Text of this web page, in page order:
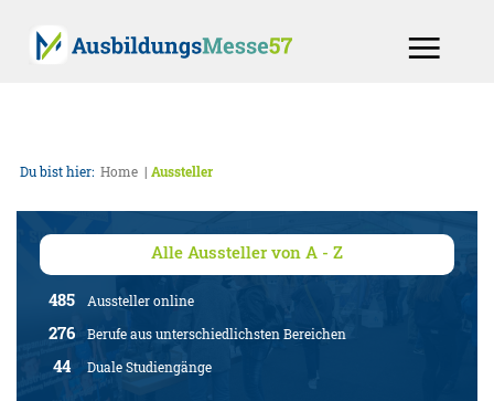
Du bist hier: Home Aussteller
Alle Aussteller von A - Z
485 Aussteller online
276 Berufe aus unterschiedlichsten Bereichen
44 Duale Studiengänge